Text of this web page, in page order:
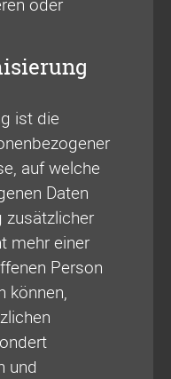
ist die
auf welche
Daten
zusätzlicher
mehr einer
Person
können,
und